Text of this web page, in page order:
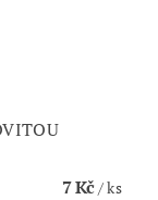
7 Kč/ ks